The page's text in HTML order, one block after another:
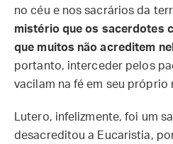
no céu e nos sacrários da
mistério que os sacerdotes
que muitos não acreditem
portanto, interceder pelos
vacilam na fé em seu próprio
Lutero, infelizmente, foi um
desacreditou a Eucaristia,